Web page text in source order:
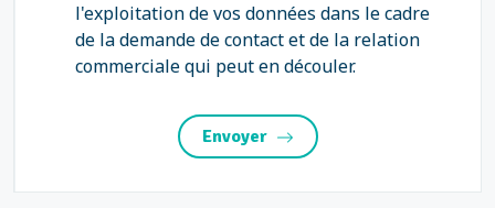
l'exploitation de vos données dans le cadre
de la demande de contact et de la relation
commerciale qui peut en découler.
Envoyer